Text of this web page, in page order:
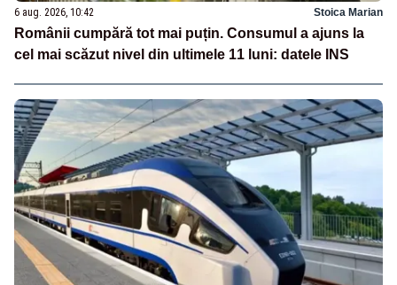
6 aug. 2026, 10:42 Stoica Marian
Românii cumpără tot mai puțin. Consumul a ajuns la
cel mai scăzut nivel din ultimele 11 luni: datele INS